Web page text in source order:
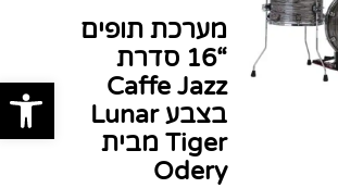
מערכת תופים
“16 סדרת
Caffe Jazz
בצבע Lunar
Tiger מבית
Odery
פתח